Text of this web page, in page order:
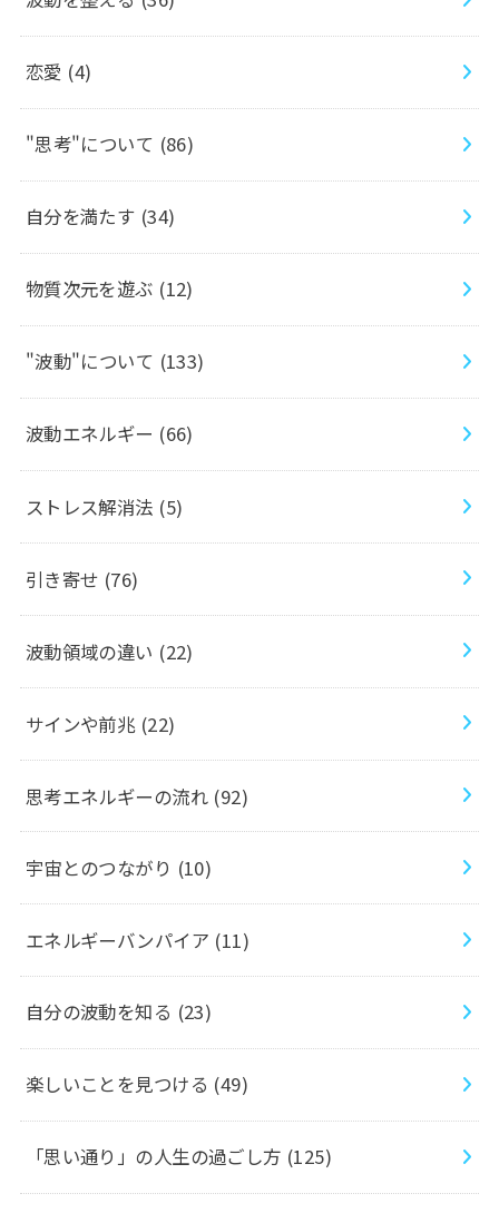
恋愛 (4)
"思考"について (86)
自分を満たす (34)
物質次元を遊ぶ (12)
"波動"について (133)
波動エネルギー (66)
ストレス解消法 (5)
引き寄せ (76)
波動領域の違い (22)
サインや前兆 (22)
思考エネルギーの流れ (92)
宇宙とのつながり (10)
エネルギーバンパイア (11)
自分の波動を知る (23)
楽しいことを見つける (49)
「思い通り」の人生の過ごし方 (125)